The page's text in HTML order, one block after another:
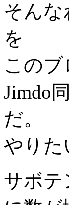
そん
を
この
Jimdo
だ。
やりた
サボテ